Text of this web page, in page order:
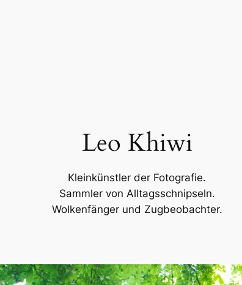
Leo Khiwi
Kleinkünstler der Fotografie.
Sammler von Alltagsschnipseln.
Wolkenfänger und Zugbeobachter.